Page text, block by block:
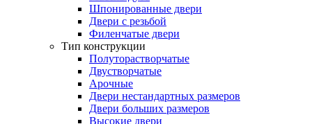
Шпонированные двери
Двери с резьбой
Филенчатые двери
Тип конструкции
Полуторастворчатые
Двустворчатые
Арочные
Двери нестандартных размеров
Двери больших размеров
Высокие двери